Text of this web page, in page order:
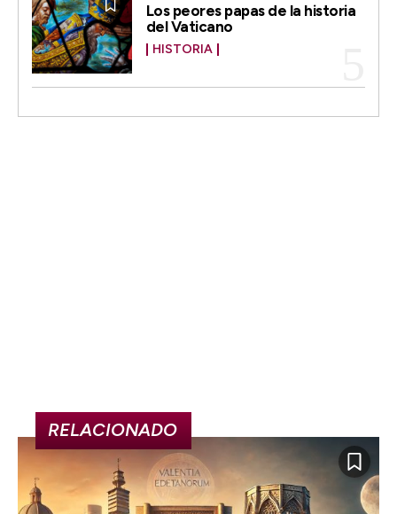
Los peores papas de la historia
del Vaticano
HISTORIA
RELACIONADO